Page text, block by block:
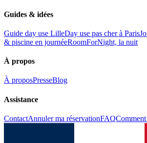
Guides & idées
Guide day use LilleDay use pas cher à Paris
& piscine en journéeRoomForNight, la nuit
À propos
À proposPresseBlog
Assistance
ContactAnnuler ma réservationFAQ